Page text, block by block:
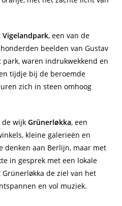
Vigelandpark, een van de
beelden van Gustav
waren indrukwekkend en
tijdje bij de beroemde
zich in steen omhoog
de wijkGrünerløkka, een
kleine galerieën en
denken aan Berlijn, maar met
in gesprek met een lokale
de ziel van het
en vol muziek.